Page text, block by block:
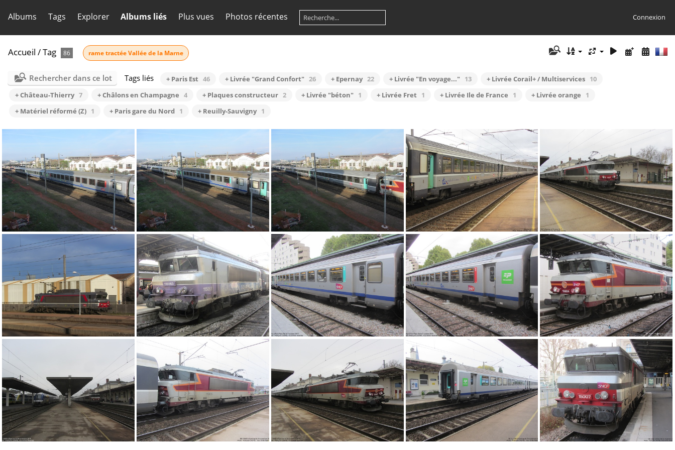
Albums Tags Explorer Albums liés Plus vues Photos récentes Connexion
Accueil /Tag 86 rame tractée Vallée de la Marne
Rechercher dans ce lot Tags liés + Paris Est 46 + Livrée "Grand Confort" 26 + Epernay 22 + Livrée "En voyage..." 13 + Livrée Corail+ / Multiservices 10
+ Château-Thierry 7 + Châlons en Champagne 4 + Plaques constructeur 2 + Livrée "béton" 1 + Livrée Fret 1 + Livrée Ile de France 1 + Livrée orange
1
+ Matériel réformé (Z) 1 + Paris gare du Nord 1 + Reuilly-Sauvigny 1
IMG 4885 IMG 4884 IMG 4883 IMG 6225 IMG 6222
IMG 6175 IMG 8194 IMG 2313 IMG 2304 IMG 2311